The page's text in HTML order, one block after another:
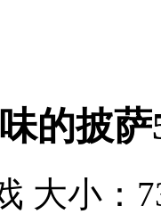
的披萨
大小：